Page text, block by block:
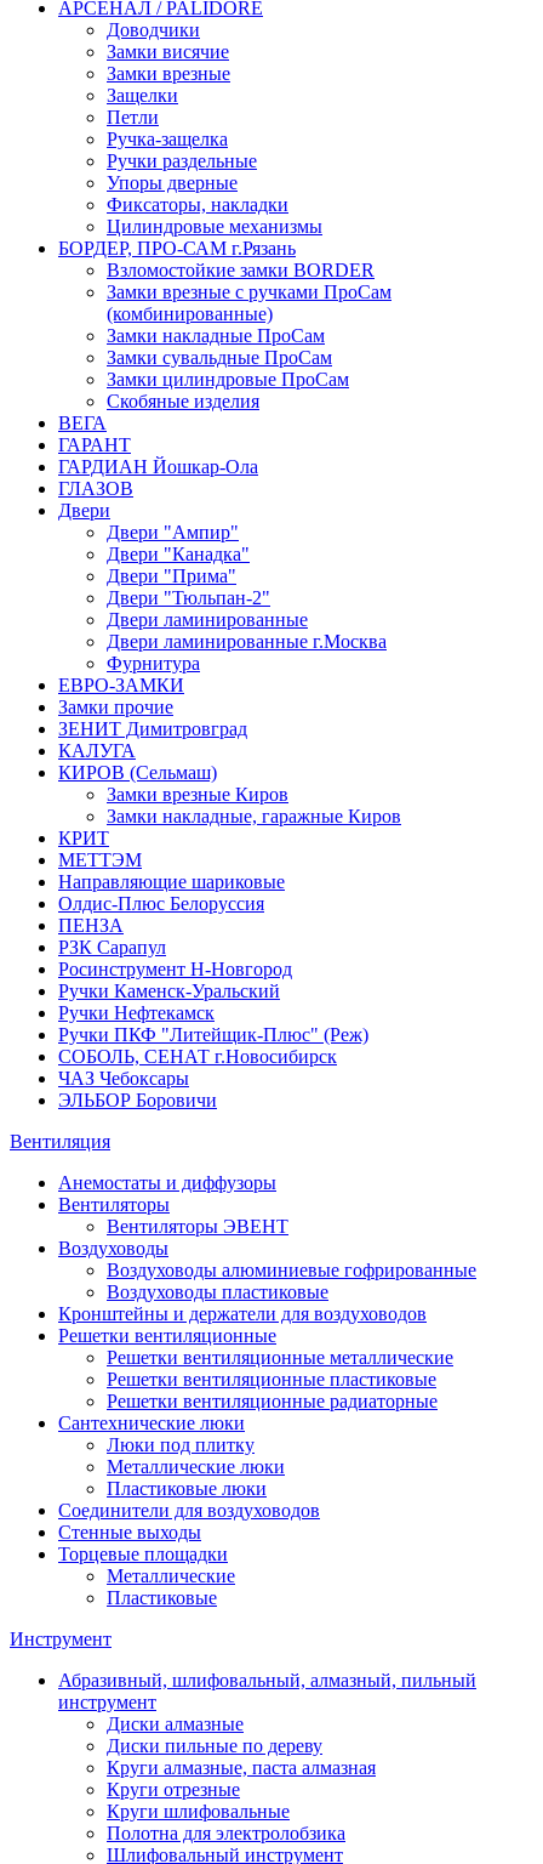
АРСЕНАЛ / PALIDORE
Доводчики
Замки висячие
Замки врезные
Защелки
Петли
Ручка-защелка
Ручки раздельные
Упоры дверные
Фиксаторы, накладки
Цилиндровые механизмы
БОРДЕР, ПРО-САМ г.Рязань
Взломостойкие замки BORDER
Замки врезные с ручками ПроСам
(комбинированные)
Замки накладные ПроСам
Замки сувальдные ПроСам
Замки цилиндровые ПроСам
Скобяные изделия
ВЕГА
ГАРАНТ
ГАРДИАН Йошкар-Ола
ГЛАЗОВ
Двери
Двери "Ампир"
Двери "Канадка"
Двери "Прима"
Двери "Тюльпан-2"
Двери ламинированные
Двери ламинированные г.Москва
Фурнитура
ЕВРО-ЗАМКИ
Замки прочие
ЗЕНИТ Димитровград
КАЛУГА
КИРОВ (Сельмаш)
Замки врезные Киров
Замки накладные, гаражные Киров
КРИТ
МЕТТЭМ
Направляющие шариковые
Олдис-Плюс Белоруссия
ПЕНЗА
РЗК Сарапул
Росинструмент Н-Новгород
Ручки Каменск-Уральский
Ручки Нефтекамск
Ручки ПКФ "Литейщик-Плюс" (Реж)
СОБОЛЬ, СЕНАТ г.Новосибирск
ЧАЗ Чебоксары
ЭЛЬБОР Боровичи
Вентиляция
Анемостаты и диффузоры
Вентиляторы
Вентиляторы ЭВЕНТ
Воздуховоды
Воздуховоды алюминиевые гофрированные
Воздуховоды пластиковые
Кронштейны и держатели для воздуховодов
Решетки вентиляционные
Решетки вентиляционные металлические
Решетки вентиляционные пластиковые
Решетки вентиляционные радиаторные
Сантехнические люки
Люки под плитку
Металлические люки
Пластиковые люки
Соединители для воздуховодов
Стенные выходы
Торцевые площадки
Металлические
Пластиковые
Инструмент
Абразивный, шлифовальный, алмазный, пильный
инструмент
Диски алмазные
Диски пильные по дереву
Круги алмазные, паста алмазная
Круги отрезные
Круги шлифовальные
Полотна для электролобзика
Шлифовальный инструмент